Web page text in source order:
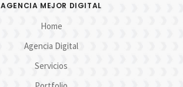
AGENCIA MEJOR DIGITAL
Home
Agencia Digital
Servicios